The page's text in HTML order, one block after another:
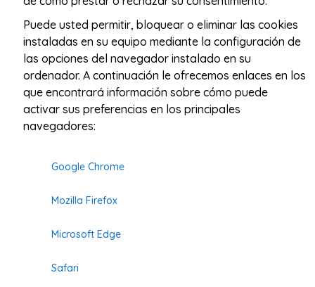
Puede usted permitir, bloquear o eliminar las cookies
instaladas en su equipo mediante la configuración de
las opciones del navegador instalado en su
ordenador. A continuación le ofrecemos enlaces en los
que encontrará información sobre cómo puede
activar sus preferencias en los principales
navegadores:
Google Chrome
Mozilla Firefox
Microsoft Edge
Safari